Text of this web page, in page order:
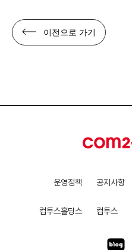
이전으로 가기
운영정책 공지사항
컴투스홀딩스 컴투스